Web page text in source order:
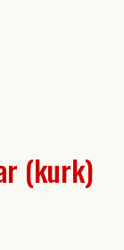
(kurk)